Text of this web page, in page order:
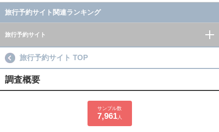
旅行予約サイト関連ランキング
旅行予約サイト
旅行予約サイト TOP
調査概要
サンプル数
7,961人